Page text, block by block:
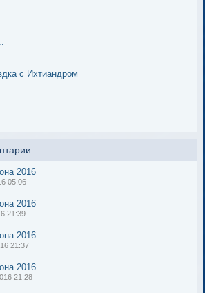
с Ихтиандром
2016
05:06
2016
21:39
2016
21:37
2016
21:28